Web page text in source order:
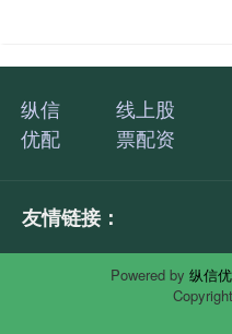
纵信
优配
线上股
票配资
友情链接：
Powered by 纵信
Copyright